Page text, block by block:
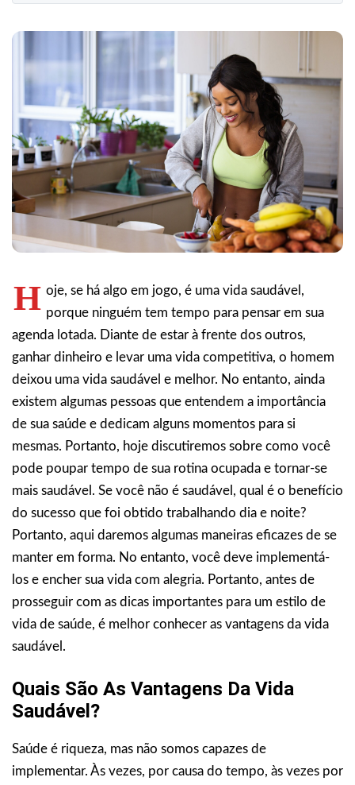
H oje, se há algo em jogo, é uma vida saudável,
porque ninguém tem tempo para pensar em sua
agenda lotada. Diante de estar à frente dos outros,
ganhar dinheiro e levar uma vida competitiva, o homem
deixou uma vida saudável e melhor. No entanto, ainda
existem algumas pessoas que entendem a importância
de sua saúde e dedicam alguns momentos para si
mesmas. Portanto, hoje discutiremos sobre como você
pode poupar tempo de sua rotina ocupada e tornar-se
mais saudável. Se você não é saudável, qual é o benefício
do sucesso que foi obtido trabalhando dia e noite?
Portanto, aqui daremos algumas maneiras eficazes de se
manter em forma. No entanto, você deve implementá-
los e encher sua vida com alegria. Portanto, antes de
prosseguir com as dicas importantes para um estilo de
vida de saúde, é melhor conhecer as vantagens da vida
saudável.
Quais São As Vantagens Da Vida
Saudável?
Saúde é riqueza, mas não somos capazes de
implementar. Às vezes, por causa do tempo, às vezes por